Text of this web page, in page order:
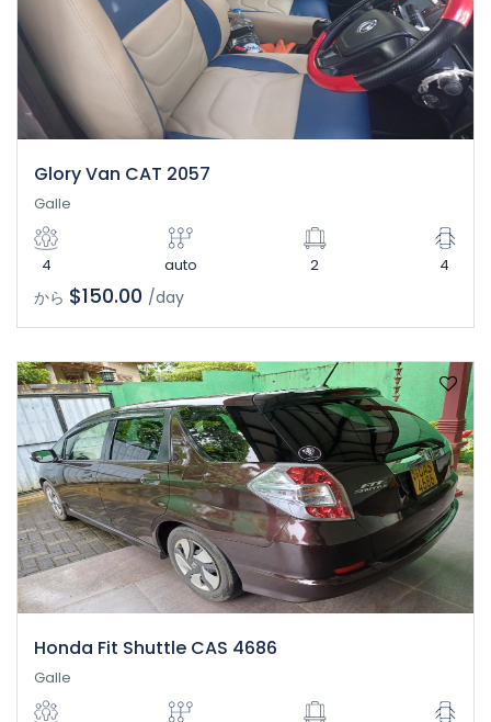
Glory Van CAT 2057
Galle
4 auto 2 4
から $150.00 /day
Honda Fit Shuttle CAS 4686
Galle